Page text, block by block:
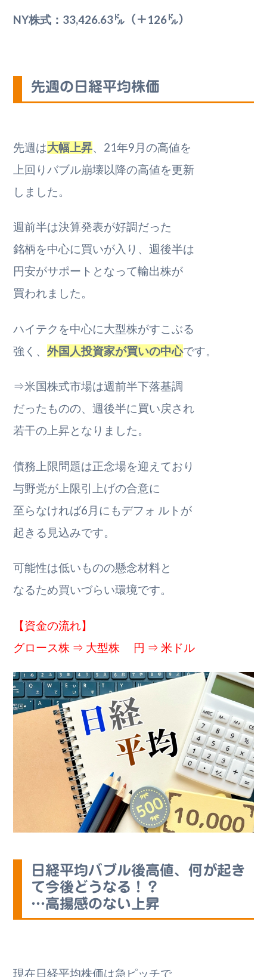
NY株式：33,426.63㌦（＋126㌦）
先週の日経平均株価
先週は大幅上昇、21年9月の高値を
上回りバブル崩壊以降の高値を更新
しました。
週前半は決算発表が好調だった
銘柄を中心に買いが入り、週後半は
円安がサポートとなって輸出株が
買われました。
ハイテクを中心に大型株がすこぶる
強く、外国人投資家が買いの中心です。
⇒米国株式市場は週前半下落基調
だったものの、週後半に買い戻され
若干の上昇となりました。
債務上限問題は正念場を迎えており
与野党が上限引上げの合意に
至らなければ6月にもデフォ ルトが
起きる見込みです。
可能性は低いものの懸念材料と
なるため買いづらい環境です。
【資金の流れ】
グロース株 ⇒ 大型株 円 ⇒ 米ドル
日経平均バブル後高値、何が起き
て今後どうなる！？
…高揚感のない上昇
現在日経平均株価は急ピッチで